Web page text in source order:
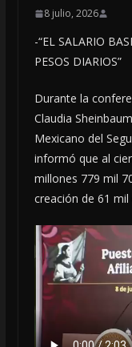
8 julio, 2026
-“EL SALARIO
PESOS DIARIOS”
Durante la
Claudia
Mexicano del
informó que al
millones 779 mil
creación de 61